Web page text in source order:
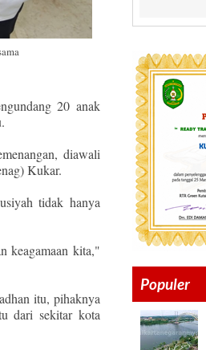
20 anak
diawali
Kukar.
tidak hanya
keagamaan kita,"
itu, pihaknya
dari sekitar kota
Populer